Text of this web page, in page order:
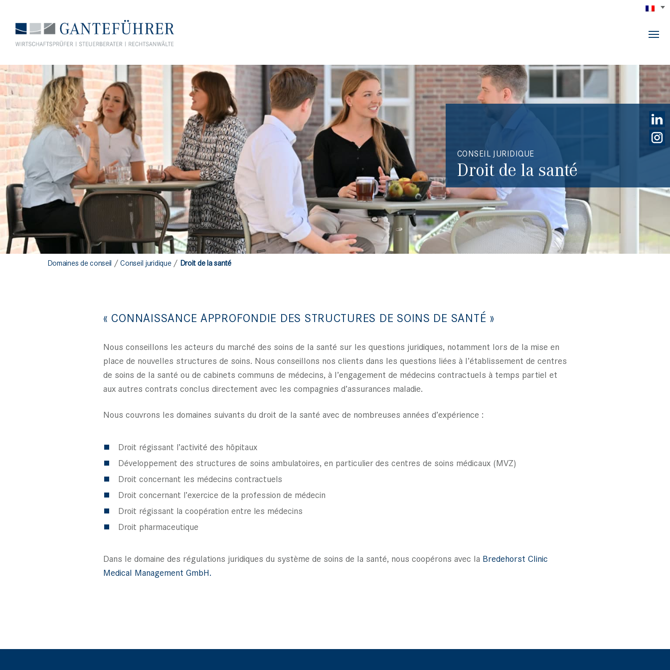
GANTEFÜHRER
CONSEIL JURIDIQUE
Droit de la santé
Domaines de conseil /Conseil juridique/ Droit de la santé
« CONNAISSANCE APPROFONDIE DES STRUCTURES DE SOINS DE SANTÉ »
Nous conseillons les acteurs du marché des soins de la santé sur les questions juridiques, notamment lors de la mise en
place de nouvelles structures de soins. Nous conseillons nos clients dans les questions liées à l’établissement de centres
de soins de la santé ou de cabinets communs de médecins, à l’engagement de médecins contractuels à temps partiel et
aux autres contrats conclus directement avec les compagnies d’assurances maladie.
Nous couvrons les domaines suivants du droit de la santé avec de nombreuses années d’expérience :
Droit régissant l’activité des hôpitaux
Développement des structures de soins ambulatoires, en particulier des centres de soins médicaux (MVZ)
Droit concernant les médecins contractuels
Droit concernant l’exercice de la profession de médecin
Droit régissant la coopération entre les médecins
Droit pharmaceutique
Dans le domaine des régulations juridiques du système de soins de la santé, nous coopérons avec la Bredehorst Clinic
Medical Management GmbH.